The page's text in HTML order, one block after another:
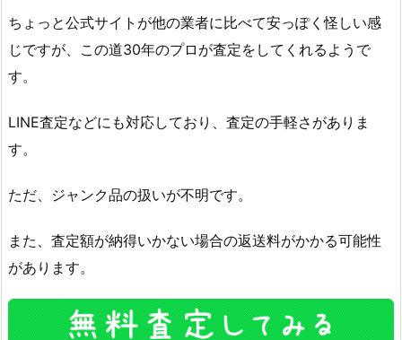
ちょっと公式サイトが他の業者に比べて安っぽく怪しい感
じですが、この道30年のプロが査定をしてくれるようで
す。
LINE査定などにも対応しており、査定の手軽さがありま
す。
ただ、ジャンク品の扱いが不明です。
また、査定額が納得いかない場合の返送料がかかる可能性
があります。